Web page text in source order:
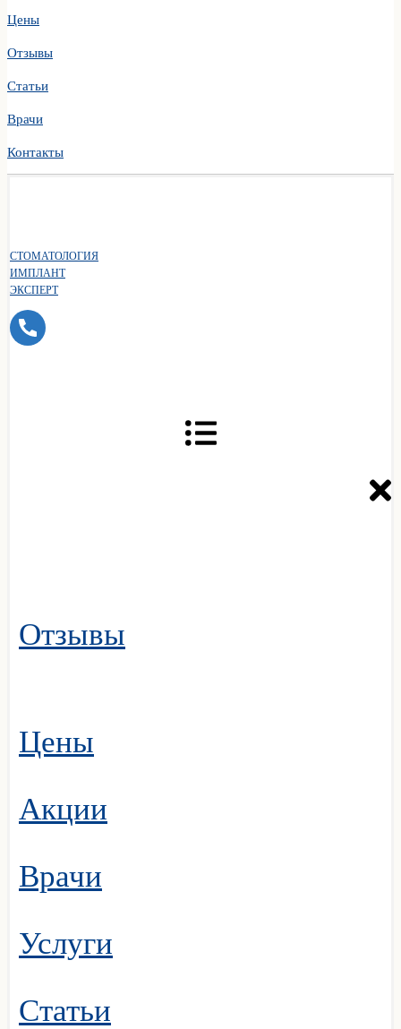
Цены
Отзывы
Статьи
Врачи
Контакты
СТОМАТОЛОГИЯ
ИМПЛАНТ
ЭКСПЕРТ
Отзывы
Цены
Акции
Врачи
Услуги
Статьи